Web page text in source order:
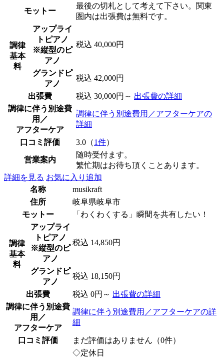
モットー
最後の切札として考えて下さい。関東
圏内は出張費は無料です。
調律
基本
料
アップライ
トピアノ
※縦型のピ
アノ
税込 40,000円
グランドピ
アノ
税込 42,000円
出張費 税込 30,000円～ 出張費の詳細
調律に伴う別途費
用／
アフターケア
調律に伴う別途費用／アフターケアの
詳細
口コミ評価 3.0（1件）
営業案内
随時受付ます。
繁忙期はお待ち頂くことあります。
詳細を見る お気に入り追加
名称
musikraft
住所
岐阜県岐阜市
モットー
「わくわくする」瞬間を共有したい！
調律
基本
料
アップライ
トピアノ
※縦型のピ
アノ
税込 14,850円
グランドピ
アノ
税込 18,150円
出張費 税込 0円～ 出張費の詳細
調律に伴う別途費
用／
アフターケア
調律に伴う別途費用／アフターケアの詳
細
口コミ評価
まだ評価はありません（0件）
◇定休日